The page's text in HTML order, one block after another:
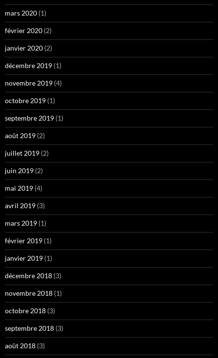
mars 2020 (1)
février 2020 (2)
janvier 2020 (2)
décembre 2019 (1)
novembre 2019 (4)
octobre 2019 (1)
septembre 2019 (1)
août 2019 (2)
juillet 2019 (2)
juin 2019 (2)
mai 2019 (4)
avril 2019 (3)
mars 2019 (1)
février 2019 (1)
janvier 2019 (1)
décembre 2018 (3)
novembre 2018 (1)
octobre 2018 (3)
septembre 2018 (3)
août 2018 (3)